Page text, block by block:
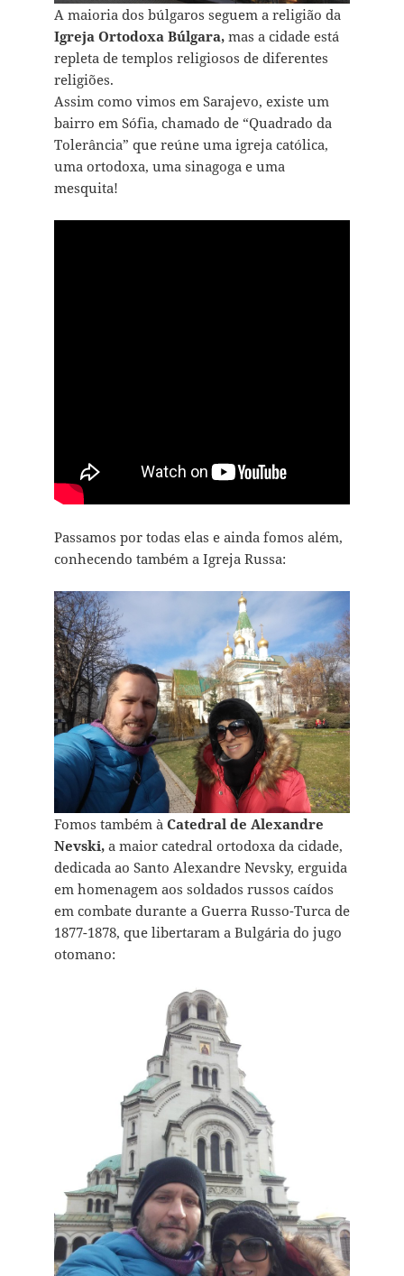
A maioria dos búlgaros seguem a religião da
Igreja Ortodoxa Búlgara,mas a cidade está
repleta de templos religiosos de diferentes
religiões.
Assim como vimos em Sarajevo, existe um
bairro em Sófia, chamado de “Quadrado da
Tolerância” que reúne uma igreja católica,
uma ortodoxa, uma sinagoga e uma
mesquita!
Passamos por todas elas e ainda fomos além,
conhecendo também a Igreja Russa:
Fomos também à Catedral de Alexandre
Nevski, a maior catedral ortodoxa da cidade,
dedicada ao Santo Alexandre Nevsky, erguida
em homenagem aos soldados russos caídos
em combate durante a Guerra Russo-Turca de
1877-1878, que libertaram a Bulgária do jugo
otomano: